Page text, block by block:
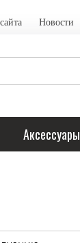
Новости
Аксессуары